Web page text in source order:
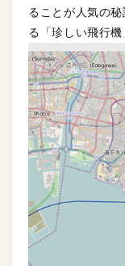
ることが人気の
る「珍しい飛行機